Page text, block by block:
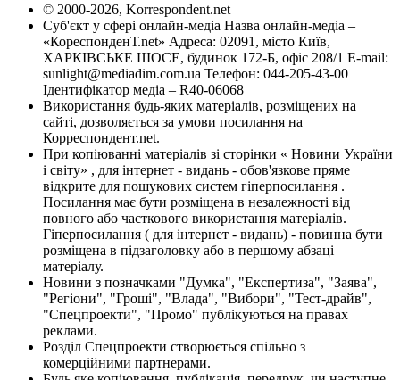
© 2000-2026, Korrespondent.net
Суб'єкт у сфері онлайн-медіа Назва онлайн-медіа –
«КореспонденТ.net» Адреса: 02091, місто Київ,
ХАРКІВСЬКЕ ШОСЕ, будинок 172-Б, офіс 208/1 E-mail:
sunlight@mediadim.com.ua Телефон: 044-205-43-00
Ідентифікатор медіа – R40-06068
Використання будь-яких матеріалів, розміщених на
сайті, дозволяється за умови посилання на
Корреспондент.net.
При копіюванні матеріалів зі сторінки « Новини України
і світу» , для інтернет - видань - обов'язкове пряме
відкрите для пошукових систем гіперпосилання .
Посилання має бути розміщена в незалежності від
повного або часткового використання матеріалів.
Гіперпосилання ( для інтернет - видань) - повинна бути
розміщена в підзаголовку або в першому абзаці
матеріалу.
Новини з позначками "Думка", "Експертиза", "Заява",
"Регіони", "Гроші", "Влада", "Вибори", "Тест-драйв",
"Спецпроекти", "Промо" публікуються на правах
реклами.
Розділ Спецпроекти створюється спільно з
комерційними партнерами.